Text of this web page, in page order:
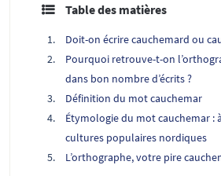
Table des matières
Doit-on écrire cauchemard ou
Pourquoi retrouve-t-on
dans bon nombre d’écrits ?
Définition du mot cauchemar
Étymologie du mot cauchemar :
cultures populaires nordiques
L’orthographe, votre pire